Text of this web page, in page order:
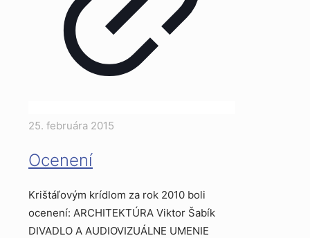
25. februára 2015
Ocenení
Krištáľovým krídlom za rok 2010 boli
ocenení: ARCHITEKTÚRA Viktor Šabík
DIVADLO A AUDIOVIZUÁLNE UMENIE